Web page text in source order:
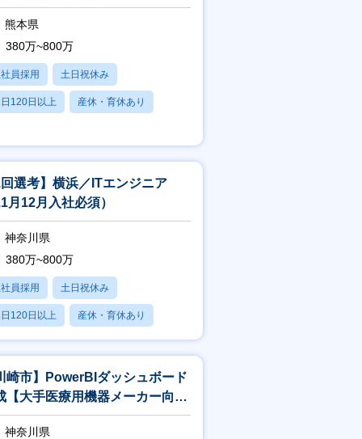
熊本県
380万~800万
員採用 土日祝休み
120日以上 産休・育休あり
回選考】横浜／ITエンジニア
月12月入社必須）
神奈川県
380万~800万
員採用 土日祝休み
120日以上 産休・育休あり
業20時間以内
崎市】PowerBIダッシュボード
【大手医療用機器メーカー向
の知見が身につく】
神奈川県